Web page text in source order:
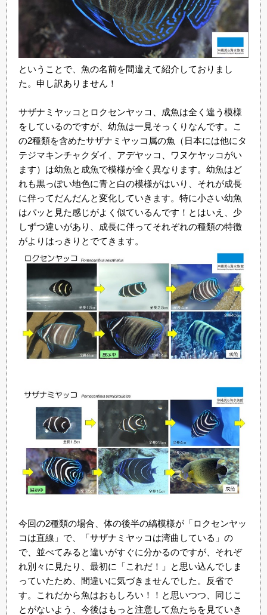
ということで、魚の名前を間違えて紹介しておりまし
た。申し訳ありません！
サザナミヤッコとロクセンヤッコ、成魚は全く違う模様
をしているのですが、幼魚は一見そっくりなんです。こ
の2種類を含めたサザナミヤッコ属の魚（日本には他にタ
テジマキンチャクダイ、アデヤッコ、ワヌケヤッコがい
ます）は幼魚と成魚で模様が全く異なります。幼魚はど
れも黒っぽい地色に青と白の模様がはいり、それが成長
に伴ってだんだんと変化していきます。特に小さい幼魚
はパッと見た感じがよく似ているんです！とはいえ、少
しずつ違いがあり、成長に伴ってそれぞれの種類の特徴
がよりはっきりとでてきます。
今回の2種類の場合、体の後半の縞模様が「ロクセンヤッ
コは直線」で、「サザナミヤッコは湾曲している」の
で、並べてみると違いがすぐに分かるのですが、それぞ
れ別々に見たり、最初に「これだ！」と思い込んでしま
っていたため、間違いに気づきませんでした。反省で
す。これだから魚はおもしろい！！と思いつつ、同じこ
とがないよう、今後はもっと注意して魚たちを見ていき